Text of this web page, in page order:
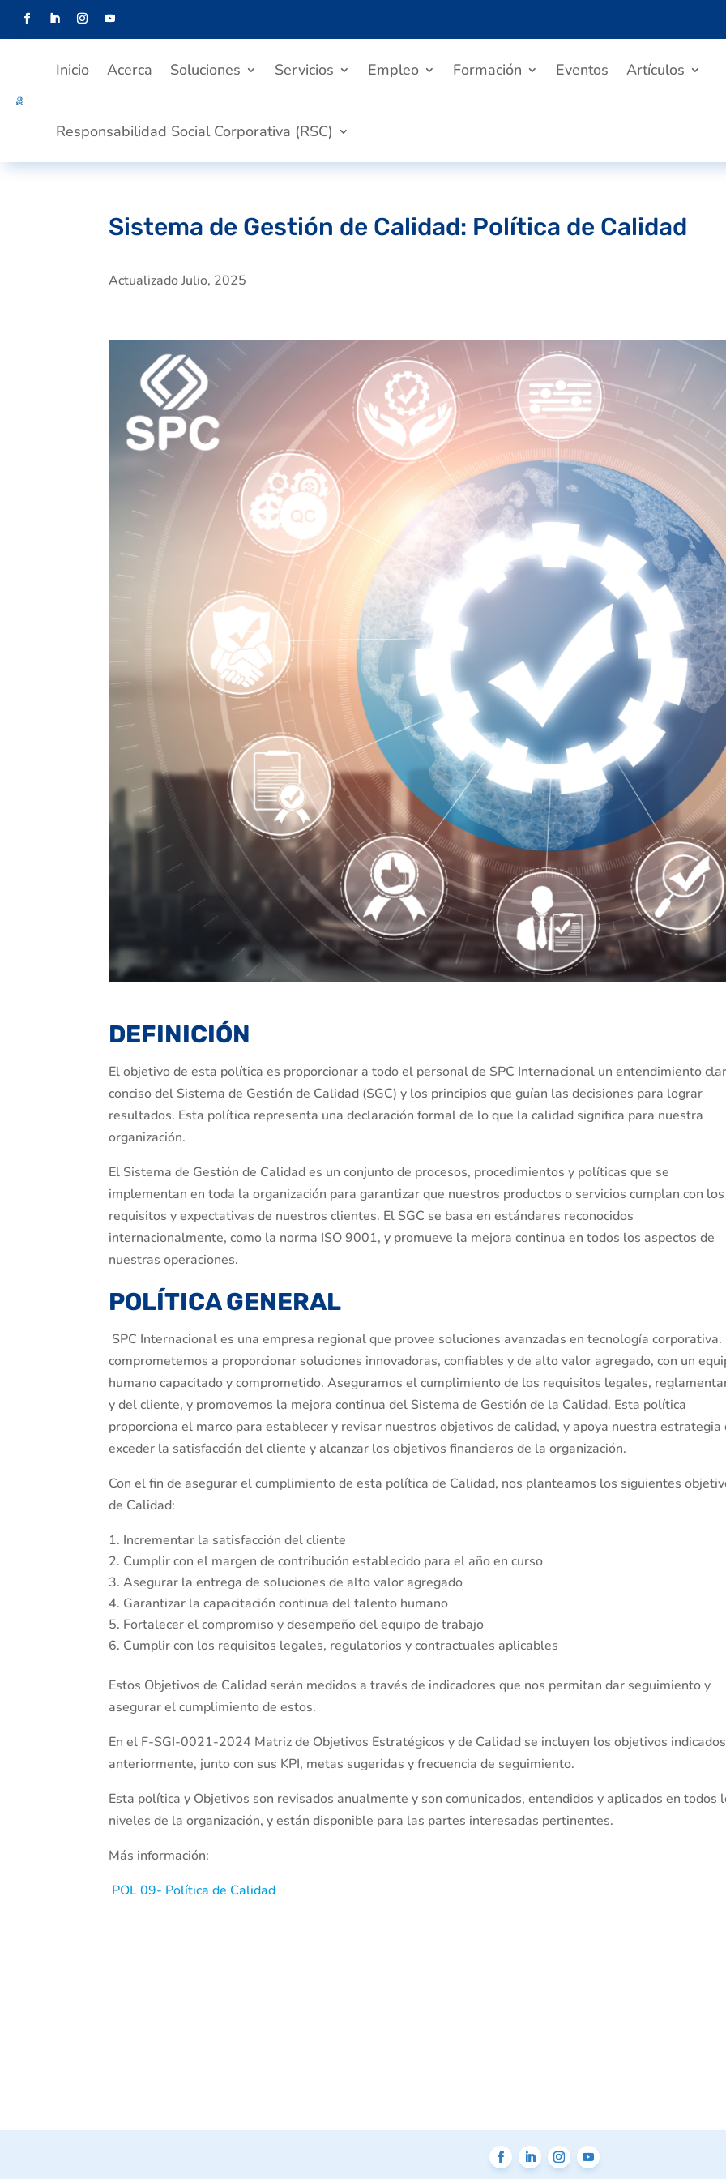
Inicio Acerca Soluciones Servicios Empleo Formación Eventos Artículos
Responsabilidad Social Corporativa (RSC)
Sistema de Gestión de Calidad: Política de Calidad
Actualizado Julio, 2025
DEFINICIÓN
El objetivo de esta política es proporcionar a todo el personal de SPC Internacional un entendimiento
conciso del Sistema de Gestión de Calidad (SGC) y los principios que guían las decisiones para lograr
resultados. Esta política representa una declaración formal de lo que la calidad significa para nuestra
organización.
El Sistema de Gestión de Calidad es un conjunto de procesos, procedimientos y políticas que se
implementan en toda la organización para garantizar que nuestros productos o servicios cumplan con los
requisitos y expectativas de nuestros clientes. El SGC se basa en estándares reconocidos
internacionalmente, como la norma ISO 9001, y promueve la mejora continua en todos los aspectos de
nuestras operaciones.
POLÍTICA GENERAL
SPC Internacional es una empresa regional que provee soluciones avanzadas en tecnología corporativa.
comprometemos a proporcionar soluciones innovadoras, confiables y de alto valor agregado, con un
humano capacitado y comprometido. Aseguramos el cumplimiento de los requisitos legales,
y del cliente, y promovemos la mejora continua del Sistema de Gestión de la Calidad. Esta política
proporciona el marco para establecer y revisar nuestros objetivos de calidad, y apoya nuestra estrategia
exceder la satisfacción del cliente y alcanzar los objetivos financieros de la organización.
Con el fin de asegurar el cumplimiento de esta política de Calidad, nos planteamos los siguientes
de Calidad:
Incrementar la satisfacción del cliente
Cumplir con el margen de contribución establecido para el año en curso
Asegurar la entrega de soluciones de alto valor agregado
Garantizar la capacitación continua del talento humano
Fortalecer el compromiso y desempeño del equipo de trabajo
Cumplir con los requisitos legales, regulatorios y contractuales aplicables
Estos Objetivos de Calidad serán medidos a través de indicadores que nos permitan dar seguimiento y
asegurar el cumplimiento de estos.
En el F-SGI-0021-2024 Matriz de Objetivos Estratégicos y de Calidad se incluyen los objetivos indicados
anteriormente, junto con sus KPI, metas sugeridas y frecuencia de seguimiento.
Esta política y Objetivos son revisados anualmente y son comunicados, entendidos y aplicados en todos
niveles de la organización, y están disponible para las partes interesadas pertinentes.
Más información:
POL 09- Política de Calidad